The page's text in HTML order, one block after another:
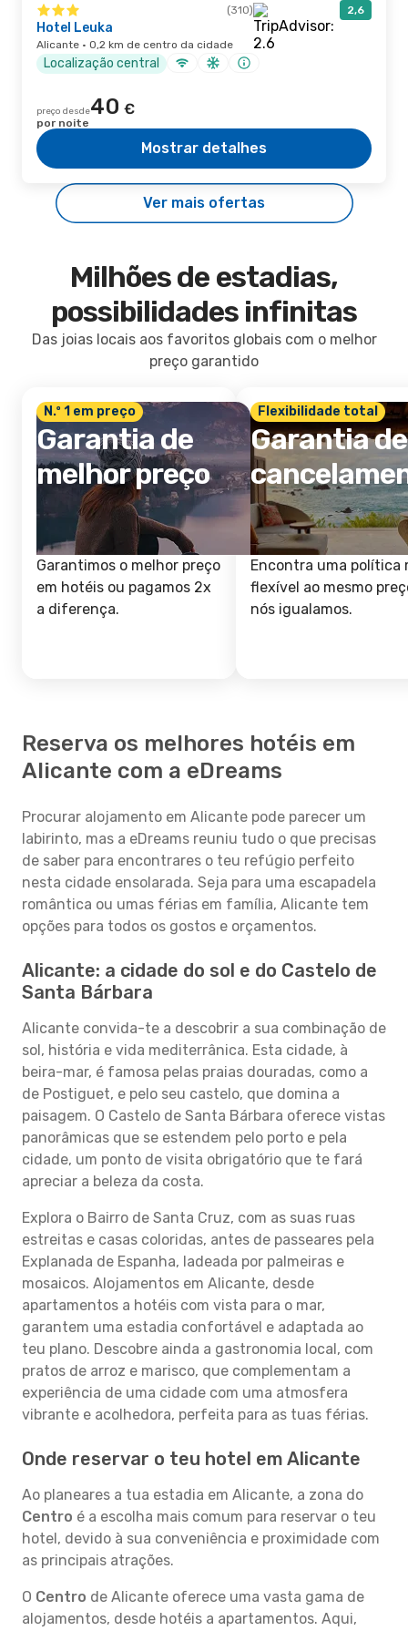
(310) 2,6
Hotel Leuka
Alicante · 0,2 km de centro da cidade
Localização central
preço desde40 €
por noite
Mostrar detalhes
Ver mais ofertas
Milhões de estadias,
possibilidades infinitas
Das joias locais aos favoritos globais com o melhor
preço garantido
N.º 1 em preço
Garantia de
melhor preço
Garantimos o melhor preço
em hotéis ou pagamos 2x
a diferença.
Flexibilidade total
Garantia de
Encontra uma política
flexível ao mesmo
nós igualamos.
Reserva os melhores hotéis em
Alicante com a eDreams
Procurar alojamento em Alicante pode parecer um
labirinto, mas a eDreams reuniu tudo o que precisas
de saber para encontrares o teu refúgio perfeito
nesta cidade ensolarada. Seja para uma escapadela
romântica ou umas férias em família, Alicante tem
opções para todos os gostos e orçamentos.
Alicante: a cidade do sol e do Castelo de
Santa Bárbara
Alicante convida-te a descobrir a sua combinação de
sol, história e vida mediterrânica. Esta cidade, à
beira-mar, é famosa pelas praias douradas, como a
de Postiguet, e pelo seu castelo, que domina a
paisagem. O Castelo de Santa Bárbara oferece vistas
panorâmicas que se estendem pelo porto e pela
cidade, um ponto de visita obrigatório que te fará
apreciar a beleza da costa.
Explora o Bairro de Santa Cruz, com as suas ruas
estreitas e casas coloridas, antes de passeares pela
Explanada de Espanha, ladeada por palmeiras e
mosaicos. Alojamentos em Alicante, desde
apartamentos a hotéis com vista para o mar,
garantem uma estadia confortável e adaptada ao
teu plano. Descobre ainda a gastronomia local, com
pratos de arroz e marisco, que complementam a
experiência de uma cidade com uma atmosfera
vibrante e acolhedora, perfeita para as tuas férias.
Onde reservar o teu hotel em Alicante
Ao planeares a tua estadia em Alicante, a zona do
Centro é a escolha mais comum para reservar o teu
hotel, devido à sua conveniência e proximidade com
as principais atrações.
O Centro de Alicante oferece uma vasta gama de
alojamentos, desde hotéis a apartamentos. Aqui,